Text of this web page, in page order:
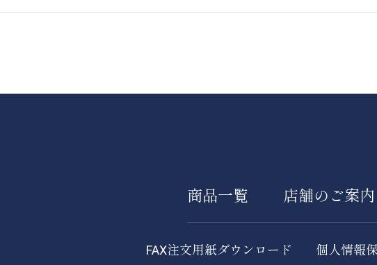
商品一覧 店舗のご案内
FAX注文用紙ダウンロード 個人情報